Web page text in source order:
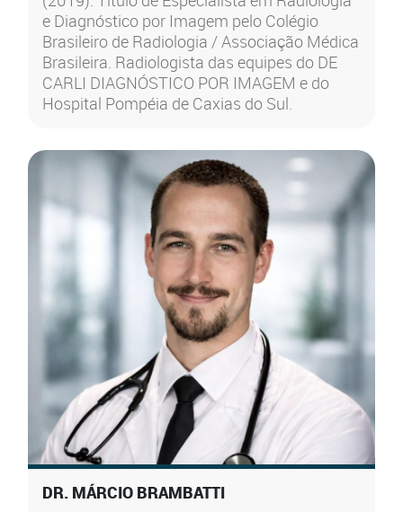
e Diagnóstico por Imagem pelo Colégio
Brasileiro de Radiologia / Associação Médica
Brasileira. Radiologista das equipes do DE
CARLI DIAGNÓSTICO POR IMAGEM e do
Hospital Pompéia de Caxias do Sul.
DR. MÁRCIO BRAMBATTI